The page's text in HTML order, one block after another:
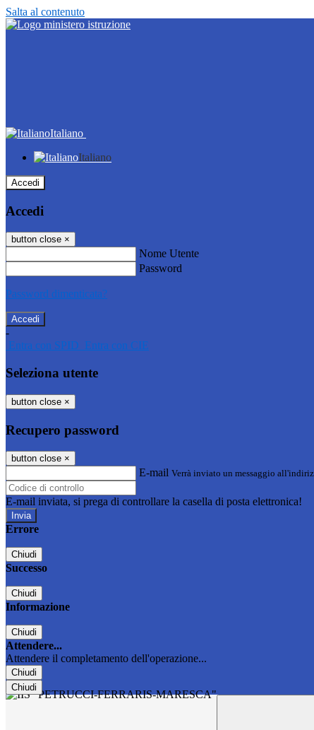
Salta al contenuto
Italiano
Italiano
Accedi
Accedi
button close ×
Nome Utente
Password
Password dimenticata?
-
Entra con SPID Entra con CIE
Seleziona utente
button close ×
Recupero password
button close ×
E-mail Verrà inviato un messaggio
E-mail inviata, si prega di controllare la casella di posta elettronica!
Errore
Chiudi
Successo
Chiudi
Informazione
Chiudi
Attendere...
Attendere il completamento dell'operazione...
Chiudi
Chiudi